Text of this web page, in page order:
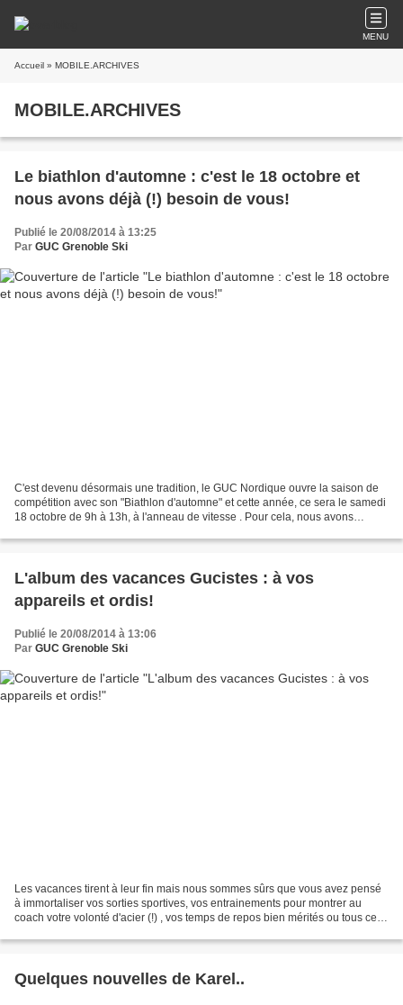
MENU
Accueil » MOBILE.ARCHIVES
MOBILE.ARCHIVES
Le biathlon d'automne : c'est le 18 octobre et
nous avons déjà (!) besoin de vous!
Publié le 20/08/2014 à 13:25
Par GUC Grenoble Ski
C'est devenu désormais une tradition, le GUC Nordique ouvre la saison de
compétition avec son "Biathlon d'automne" et cette année, ce sera le samedi
18 octobre de 9h à 13h, à l'anneau de vitesse . Pour cela, nous avons
L'album des vacances Gucistes : à vos
appareils et ordis!
Publié le 20/08/2014 à 13:06
Par GUC Grenoble Ski
Les vacances tirent à leur fin mais nous sommes sûrs que vous avez pensé
à immortaliser vos sorties sportives, vos entrainements pour montrer au
coach votre volonté d'acier (!) , vos temps de repos bien mérités ou tous ces
Quelques nouvelles de Karel..